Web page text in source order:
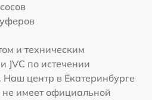
и техническим
JVC по истечении
центр в Екатеринбурге
не имеет официальной